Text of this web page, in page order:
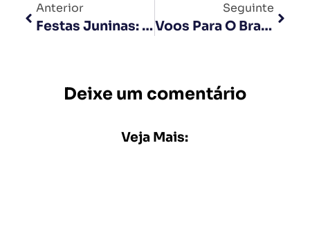
Anterior
Festas Juninas: A Versão Brasileira Do São João Português
Seguinte
Voos Para O Brasil: Escolha Os Melhores Lugares No Avião
Deixe um comentário
Veja Mais: